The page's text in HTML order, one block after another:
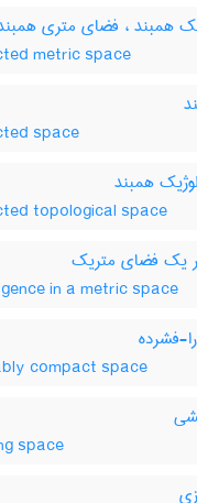
همبند ، فضای متری
metric space
space
همبند
topological space
یک فضای متریک
in a metric space
فشرده
compact space
space